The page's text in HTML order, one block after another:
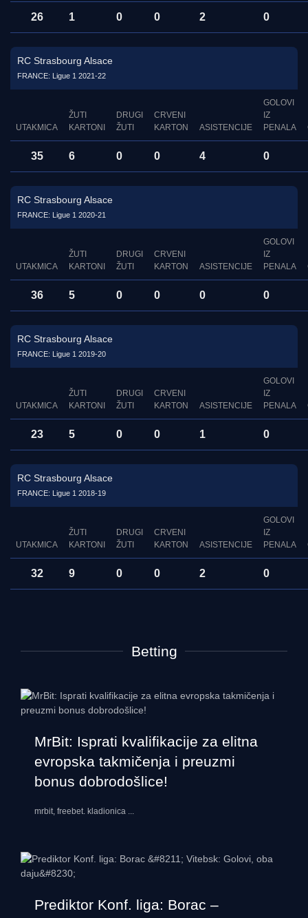
26 1 0 0 2 0
RC Strasbourg Alsace
FRANCE: Ligue 1 2021-22
UTAKMICA
ŽUTI
KARTONI
DRUGI
ŽUTI
CRVENI
KARTON
ASISTENCIJE
GOLOVI
IZ
PENALA
35 6 0 0 4 0
RC Strasbourg Alsace
FRANCE: Ligue 1 2020-21
UTAKMICA
ŽUTI
KARTONI
DRUGI
ŽUTI
CRVENI
KARTON
ASISTENCIJE
GOLOVI
IZ
PENALA
36 5 0 0 0 0
RC Strasbourg Alsace
FRANCE: Ligue 1 2019-20
UTAKMICA
ŽUTI
KARTONI
DRUGI
ŽUTI
CRVENI
KARTON
ASISTENCIJE
GOLOVI
IZ
PENALA
23 5 0 0 1 0
RC Strasbourg Alsace
FRANCE: Ligue 1 2018-19
UTAKMICA
ŽUTI
KARTONI
DRUGI
ŽUTI
CRVENI
KARTON
ASISTENCIJE
GOLOVI
IZ
PENALA
32 9 0 0 2 0
Betting
MrBit: Isprati kvalifikacije za elitna
evropska takmičenja i preuzmi
bonus dobrodošlice!
mrbit, freebet. kladionica ...
Prediktor Konf. liga: Borac –